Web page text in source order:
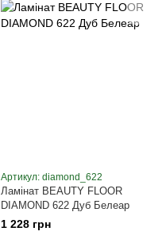
Артикул: diamond_622
Ламінат BEAUTY FLOOR
DIAMOND 622 Дуб Белеар
1 228 грн